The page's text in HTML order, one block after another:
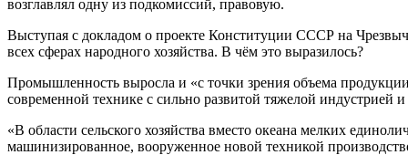
возглавлял одну из подкомиссий, правовую.
Выступая с докладом о проекте Конституции СССР на
всех сферах народного хозяйства. В чём это выразилось?
Промышленность выросла и «с точки зрения объема
современной технике с сильно развитой тяжелой индустрией
«В области сельского хозяйства вместо океана мелких
машинизированное, вооруженное новой техникой